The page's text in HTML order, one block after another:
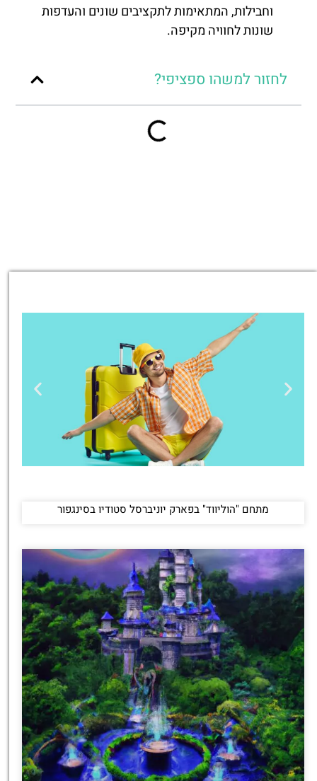
וחבילות, המתאימות לתקציבים שונים והעדפות
שונות לחוויה מקיפה.
לחזור למשהו ספציפי?
מציאת
לחצו
פה!
מתחם "הוליווד" בפארק יוניברסל סטודיו בסינגפור